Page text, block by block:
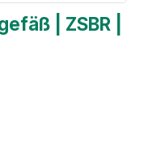
| ZSBR |